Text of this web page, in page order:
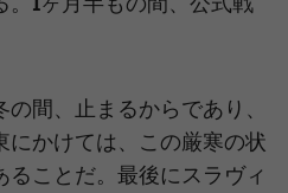
間、止まるからであり、
にかけては、この厳寒の状
ことだ。最後にスラヴィ